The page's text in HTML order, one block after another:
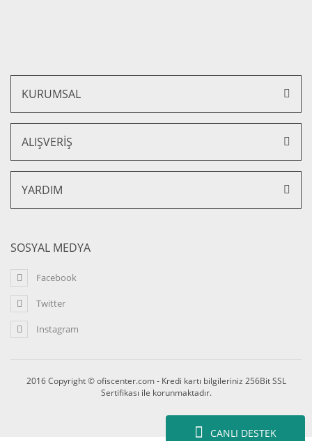
CANLI DESTEK
KURUMSAL
ALIŞVERİŞ
YARDIM
SOSYAL MEDYA
Facebook
Twitter
Instagram
2016 Copyright © ofiscenter.com - Kredi kartı bilgileriniz 256Bit SSL
Sertifikası ile korunmaktadır.